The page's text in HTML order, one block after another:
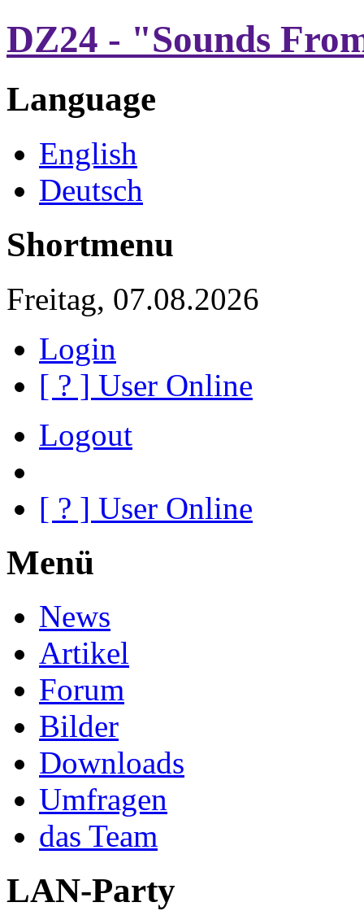
DZ24 - "Sounds
Language
English
Deutsch
Shortmenu
Freitag, 07.08.2026
Login
[ ? ] User Online
Logout
[ ? ] User Online
Menü
News
Artikel
Forum
Bilder
Downloads
Umfragen
das Team
LAN-Party